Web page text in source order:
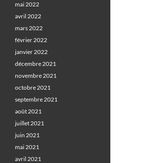
mai 2022
avril 2022
mars 2022
février 2022
janvier 2022
décembre 2021
novembre 2021
octobre 2021
septembre 2021
août 2021
juillet 2021
juin 2021
mai 2021
avril 2021